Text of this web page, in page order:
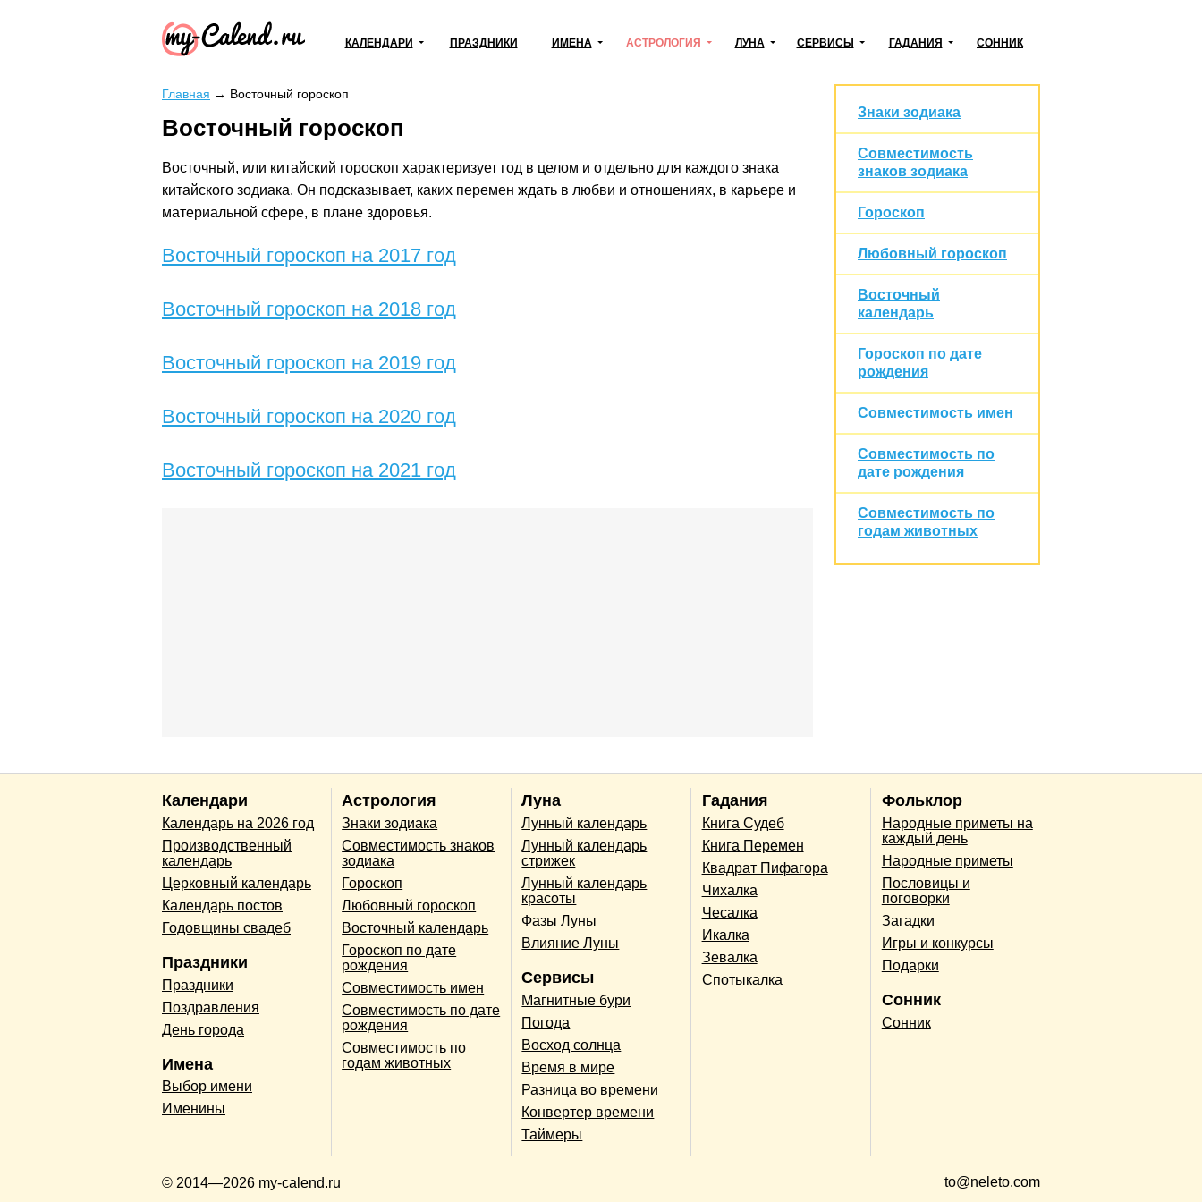
КАЛЕНДАРИ ПРАЗДНИКИ ИМЕНА АСТРОЛОГИЯ ЛУНА СЕРВИСЫ ГАДАНИЯ СОННИК
Главная → Восточный гороскоп
Восточный гороскоп
Восточный, или китайский гороскоп характеризует год в целом и отдельно для каждого знака
китайского зодиака. Он подсказывает, каких перемен ждать в любви и отношениях, в карьере и
материальной сфере, в плане здоровья.
Восточный гороскоп на 2017 год
Восточный гороскоп на 2018 год
Восточный гороскоп на 2019 год
Восточный гороскоп на 2020 год
Восточный гороскоп на 2021 год
Знаки зодиака
Совместимость
знаков зодиака
Гороскоп
Любовный гороскоп
Восточный
календарь
Гороскоп по дате
рождения
Совместимость имен
Совместимость по
дате рождения
Совместимость по
годам животных
Календари
Календарь на 2026 год
Производственный
календарь
Церковный календарь
Календарь постов
Годовщины свадеб
Праздники
Праздники
Поздравления
День города
Имена
Выбор имени
Именины
Астрология
Знаки зодиака
Совместимость знаков
зодиака
Гороскоп
Любовный гороскоп
Восточный календарь
Гороскоп по дате
рождения
Совместимость имен
Совместимость по дате
рождения
Совместимость по
годам животных
Луна
Лунный календарь
Лунный календарь
стрижек
Лунный календарь
красоты
Фазы Луны
Влияние Луны
Сервисы
Магнитные бури
Погода
Восход солнца
Время в мире
Разница во времени
Конвертер времени
Таймеры
Гадания
Книга Судеб
Книга Перемен
Квадрат Пифагора
Чихалка
Чесалка
Икалка
Зевалка
Спотыкалка
Фольклор
Народные приметы на
каждый день
Народные приметы
Пословицы и
поговорки
Загадки
Игры и конкурсы
Подарки
Сонник
Сонник
© 2014—2026 my-calend.ru to@neleto.com